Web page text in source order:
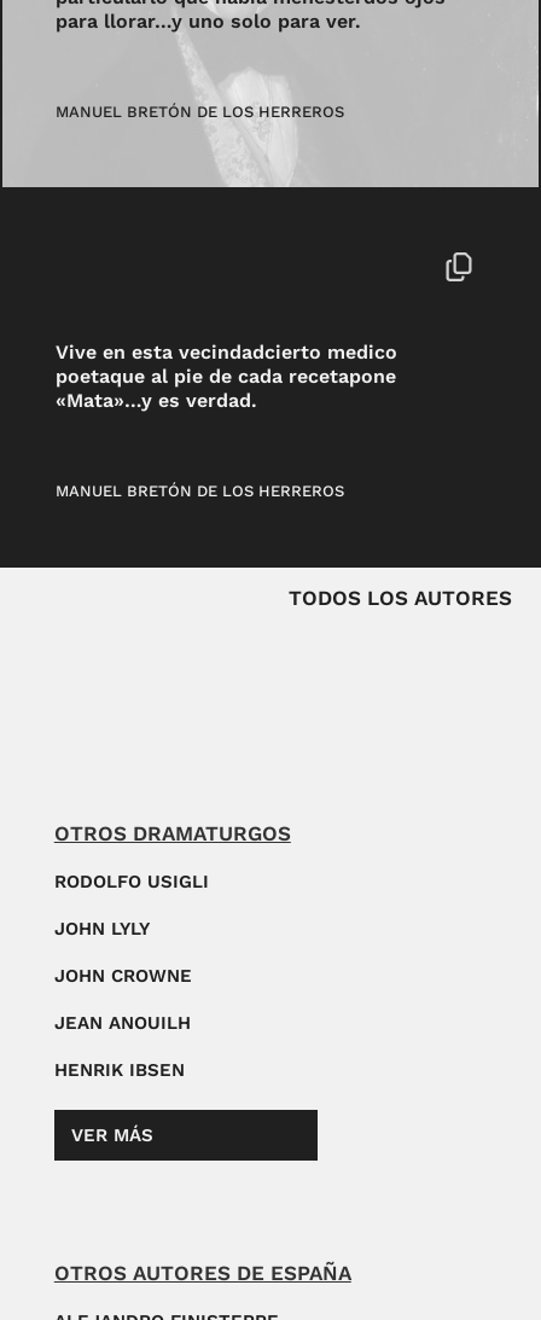
para llorar…y uno solo para ver.
MANUEL BRETÓN DE LOS HERREROS
Vive en esta vecindadcierto medico
poetaque al pie de cada recetapone
«Mata»…y es verdad.
MANUEL BRETÓN DE LOS HERREROS
TODOS LOS AUTORES
OTROS DRAMATURGOS
RODOLFO USIGLI
JOHN LYLY
JOHN CROWNE
JEAN ANOUILH
HENRIK IBSEN
VER MÁS
OTROS AUTORES DE ESPAÑA